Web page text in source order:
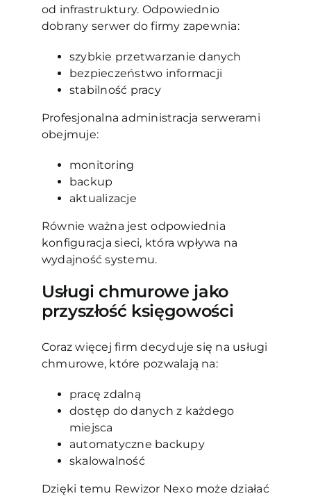
od infrastruktury. Odpowiednio
dobrany serwer do firmy zapewnia:
szybkie przetwarzanie danych
bezpieczeństwo informacji
stabilność pracy
Profesjonalna administracja serwerami
obejmuje:
monitoring
backup
aktualizacje
Równie ważna jest odpowiednia
konfiguracja sieci, która wpływa na
wydajność systemu.
Usługi chmurowe jako
przyszłość księgowości
Coraz więcej firm decyduje się na usługi
chmurowe, które pozwalają na:
pracę zdalną
dostęp do danych z każdego
miejsca
automatyczne backupy
skalowalność
Dzięki temu Rewizor Nexo może działać